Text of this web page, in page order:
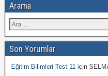
Arama
Son Yorumlar
Eğitim Bilimleri Test 11 için